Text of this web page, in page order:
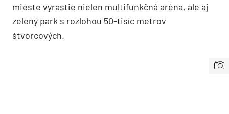
mieste vyrastie nielen multifunkčná aréna, ale aj
zelený park s rozlohou 50-tisíc metrov
štvorcových.